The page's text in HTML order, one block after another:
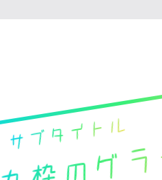
やさしいピンクピーチクリーム
水色やさしい青ラベンダーなし(透明)